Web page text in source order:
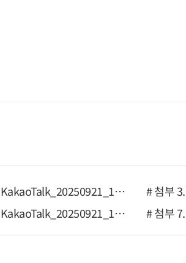
# 첨부 2.KakaoTalk_20250921_150200277_05.jpg
# 첨부 6.KakaoTalk_20250921_165142494_03.jpg